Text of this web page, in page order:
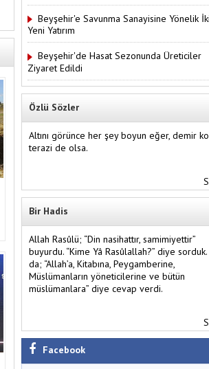
Beyşehir'e Savunma Sanayisine Yönelik İki
Yeni Yatırım
Beyşehir'de Hasat Sezonunda Üreticiler
Ziyaret Edildi
Özlü Sözler
Altını görünce her şey boyun eğer, demir
terazi de olsa.
Bir Hadis
Allah Rasûlü; “Din nasihattır, samimiyettir”
buyurdu. “Kime Yâ Rasûlallah?” diye sorduk.
da; “Allah’a, Kitabına, Peygamberine,
Müslümanların yöneticilerine ve bütün
müslümanlara” diye cevap verdi.
Facebook